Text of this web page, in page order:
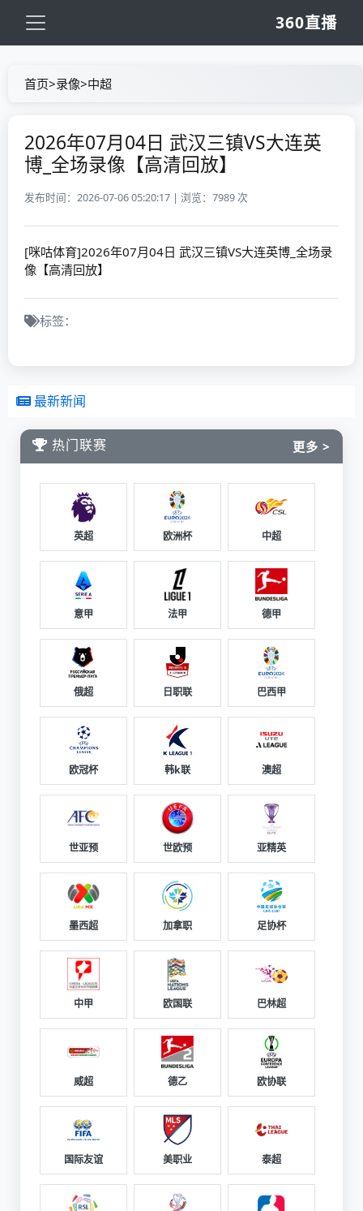
360直播
首页>录像>中超
2026年07月04日 武汉三镇VS大连英
博_全场录像【高清回放】
发布时间：2026-07-06 05:20:17 | 浏览： 7989 次
[咪咕体育]2026年07月04日 武汉三镇VS大连英博_全场录
像【高清回放】
标签：
最新新闻
热门联赛 更多 >
英超 欧洲杯 中超
意甲 法甲 德甲
俄超 日职联 巴西甲
欧冠杯 韩k联 澳超
世亚预 世欧预 亚精英
墨西超 加拿职 足协杯
中甲 欧国联 巴林超
威超 德乙 欧协联
国际友谊 美职业 泰超